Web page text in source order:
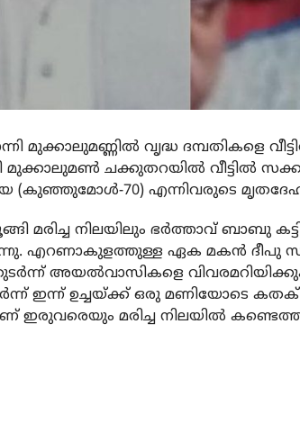
മുക്കാലുമണ്ണില്‍ വൃദ്ധ ദമ്പതികളെ
മുക്കാലുമണ്‍ ചക്കുതറയില്‍ വീട്ടില്‍
(കുഞ്ഞുമോള്‍-70) എന്നിവരുടെ
നിലയിലും ഭര്‍ത്താവ് ബാബു
എറണാകുളത്തുള്ള ഏക മകന്‍ ദീപു
തുടര്‍ന്ന് അയല്‍വാസികളെ
ഇന്ന് ഉച്ചയ്ക്ക് ഒരു മണിയോടെ
ഇരുവരെയും മരിച്ച നിലയില്‍